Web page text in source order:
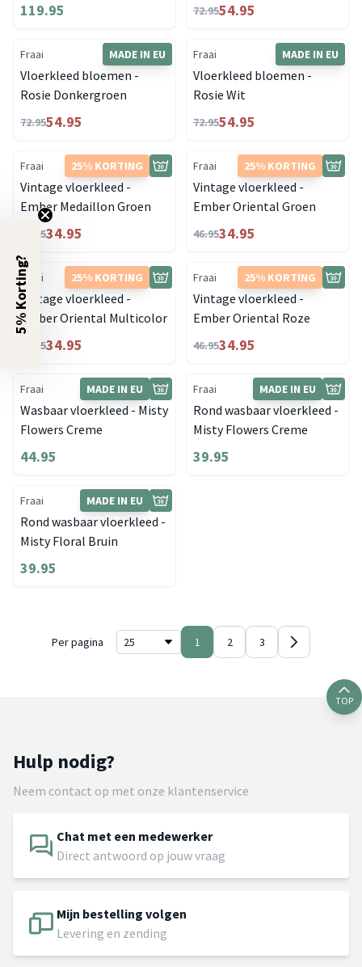
119.95 72.9554.95
MADE IN EU
Fraai
Vloerkleed bloemen -
Rosie Donkergroen
72.9554.95
MADE IN EU
Fraai
Vloerkleed bloemen -
Rosie Wit
72.9554.95
25% KORTING
Fraai
Vintage vloerkleed -
Ember Medaillon Groen
46.9534.95
25% KORTING
Fraai
Vintage vloerkleed -
Ember Oriental Groen
46.9534.95
25% KORTING
Fraai
Vintage vloerkleed -
Ember Oriental Multicolor
46.9534.95
25% KORTING
Fraai
Vintage vloerkleed -
Ember Oriental Roze
46.9534.95
MADE IN EU
Fraai
Wasbaar vloerkleed - Misty
Flowers Creme
44.95
MADE IN EU
Fraai
Rond wasbaar vloerkleed -
Misty Flowers Creme
39.95
MADE IN EU
Fraai
Rond wasbaar vloerkleed -
Misty Floral Bruin
39.95
Per pagina 1 2 3
TOP
Hulp nodig?
Neem contact op met onze klantenservice
Chat met een medewerker
Direct antwoord op jouw vraag
Mijn bestelling volgen
Levering en zending
5% Korting?